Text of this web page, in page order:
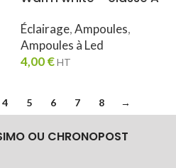
Éclairage,Ampoules,
Ampoules à Led
4,00€HT
4 5 6 7 8 →
OU CHRONOPOST